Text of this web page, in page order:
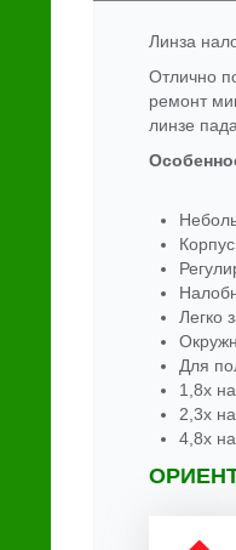
Линза
Отлично
ремонт
линзе
Корпус
Легко
Для
1,8х на
2,3х на
4,8х на